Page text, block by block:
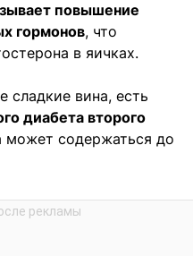
повышение
гормонов, что
в яичках.
сладкие вина, есть
диабета второго
может содержаться до